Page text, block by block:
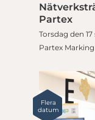
Partex
Torsdag den
Partex
Flera
datum